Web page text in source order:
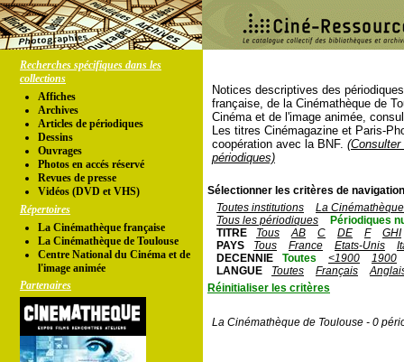
Recherches spécifiques dans les
collections
Affiches
Archives
Articles de périodiques
Dessins
Ouvrages
Photos en accés réservé
Revues de presse
Vidéos (DVD et VHS)
Répertoires
La Cinémathèque française
La Cinémathèque de Toulouse
Centre National du Cinéma et de
l'image animée
Partenaires
Notices descriptives des
française, de la Cinémathèque de
Cinéma et de l'image animée,
Les titres Cinémagazine et Paris-
coopération avec la BNF.
périodiques)
Sélectionner les critères de
Toutes institutions
La
Tous les périodiques
Périodiques
TITRE
Tous AB C DE F
GHI
PAYS
Tous France Etats-Unis
DECENNIE
Toutes <1900
1900
LANGUE
Toutes Français
Réinitialiser les critères
La Cinémathèque de Toulouse - 0